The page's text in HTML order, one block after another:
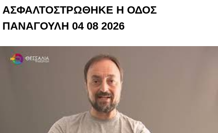
ΑΣΦΑΛΤΟΣΤΡΩΘΗΚΕ Η ΟΔΟΣ
ΠΑΝΑΓΟΥΛΗ 04 08 2026